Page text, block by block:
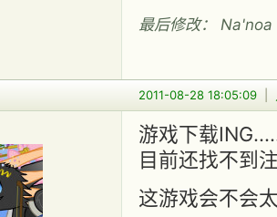
最后修改：
2011-08-28 18:05:09
游戏下载
目前还找不到
这游戏会不会